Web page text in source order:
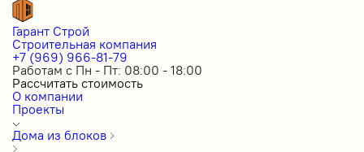
Гарант Строй
Строительная компания
+7 (969) 966-81-79
Работам с Пн - Пт: 08:00 - 18:00
Рассчитать стоимость
О компании
Проекты
Дома из блоков